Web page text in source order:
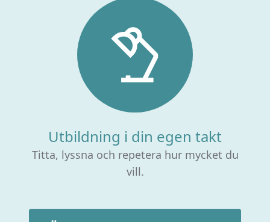
Utbildning i din egen takt
Titta, lyssna och repetera hur mycket du
vill.